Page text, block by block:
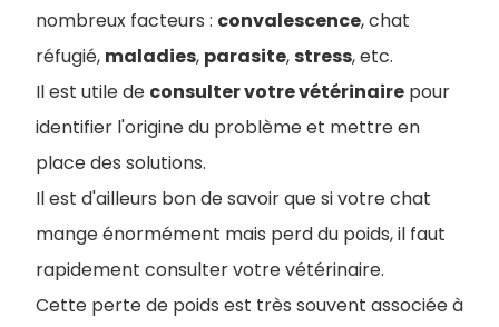
nombreux facteurs : convalescence, chat
réfugié, maladies, parasite,stress, etc.
Il est utile de consulter votre vétérinaire pour
identifier l'origine du problème et mettre en
place des solutions.
Il est d'ailleurs bon de savoir que si votre chat
mange énormément mais perd du poids, il faut
rapidement consulter votre vétérinaire.
Cette perte de poids est très souvent associée à